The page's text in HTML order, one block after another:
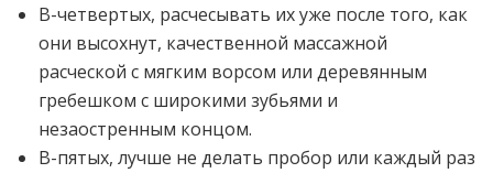
В-четвертых, расчесывать их уже после того, как
они высохнут, качественной массажной
расческой с мягким ворсом или деревянным
гребешком с широкими зубьями и
незаостренным концом.
В-пятых, лучше не делать пробор или каждый раз